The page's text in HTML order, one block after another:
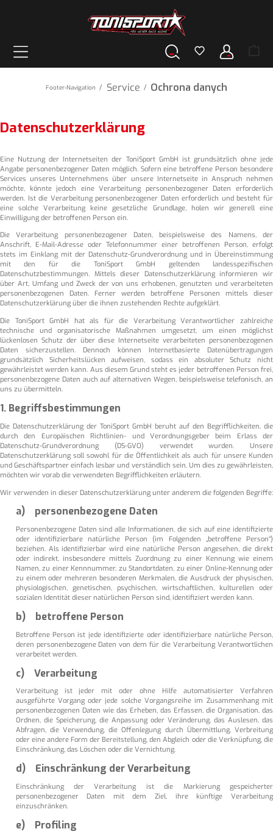
Footer-Navigation / Service / Ochrona danych
Datenschutzerklärung
Eine Nutzung der Internetseiten der ToniSport GmbH ist grundsätzlich ohne jede
Angabe personenbezogener Daten möglich. Sofern eine betroffene Person besondere
Services unseres Unternehmens über unsere Internetseite in Anspruch nehmen
möchte, könnte jedoch eine Verarbeitung personenbezogener Daten erforderlich
werden. Ist die Verarbeitung personenbezogener Daten erforderlich und besteht für
eine solche Verarbeitung keine gesetzliche Grundlage, holen wir generell eine
Einwilligung der betroffenen Person ein.
Die Verarbeitung personenbezogener Daten, beispielsweise des Namens, der
Anschrift, E-Mail-Adresse oder Telefonnummer einer betroffenen Person, erfolgt
stets im Einklang mit der Datenschutz-Grundverordnung und in Übereinstimmung
mit den für die ToniSport GmbH geltenden landesspezifischen
Datenschutzbestimmungen. Mittels dieser Datenschutzerklärung informieren wir
über Art, Umfang und Zweck der von uns erhobenen, genutzten und verarbeiteten
personenbezogenen Daten. Ferner werden betroffene Personen mittels dieser
Datenschutzerklärung über die ihnen zustehenden Rechte aufgeklärt.
Die ToniSport GmbH hat als für die Verarbeitung Verantwortlicher zahlreiche
technische und organisatorische Maßnahmen umgesetzt, um einen möglichst
lückenlosen Schutz der über diese Internetseite verarbeiteten personenbezogenen
Daten sicherzustellen. Dennoch können Internetbasierte Datenübertragungen
grundsätzlich Sicherheitslücken aufweisen, sodass ein absoluter Schutz nicht
gewährleistet werden kann. Aus diesem Grund steht es jeder betroffenen Person frei,
personenbezogene Daten auch auf alternativen Wegen, beispielsweise telefonisch, an
uns zu übermitteln.
1. Begriffsbestimmungen
Die Datenschutzerklärung der ToniSport GmbH beruht auf den Begrifflichkeiten, die
durch den Europäischen Richtlinien- und Verordnungsgeber beim Erlass der
Datenschutz-Grundverordnung (DS-GVO) verwendet wurden. Unsere
Datenschutzerklärung soll sowohl für die Öffentlichkeit als auch für unsere Kunden
und Geschäftspartner einfach lesbar und verständlich sein. Um dies zu gewährleisten,
möchten wir vorab die verwendeten Begrifflichkeiten erläutern.
Wir verwenden in dieser Datenschutzerklärung unter anderem die folgenden Begriffe:
a) personenbezogene Daten
Personenbezogene Daten sind alle Informationen, die sich auf eine identifizierte
oder identifizierbare natürliche Person (im Folgenden „betroffene Person“)
beziehen. Als identifizierbar wird eine natürliche Person angesehen, die direkt
oder indirekt, insbesondere mittels Zuordnung zu einer Kennung wie einem
Namen, zu einer Kennnummer, zu Standortdaten, zu einer Online-Kennung oder
zu einem oder mehreren besonderen Merkmalen, die Ausdruck der physischen,
physiologischen, genetischen, psychischen, wirtschaftlichen, kulturellen oder
sozialen Identität dieser natürlichen Person sind, identifiziert werden kann.
b) betroffene Person
Betroffene Person ist jede identifizierte oder identifizierbare natürliche Person,
deren personenbezogene Daten von dem für die Verarbeitung Verantwortlichen
verarbeitet werden.
c) Verarbeitung
Verarbeitung ist jeder mit oder ohne Hilfe automatisierter Verfahren
ausgeführte Vorgang oder jede solche Vorgangsreihe im Zusammenhang mit
personenbezogenen Daten wie das Erheben, das Erfassen, die Organisation, das
Ordnen, die Speicherung, die Anpassung oder Veränderung, das Auslesen, das
Abfragen, die Verwendung, die Offenlegung durch Übermittlung, Verbreitung
oder eine andere Form der Bereitstellung, den Abgleich oder die Verknüpfung, die
Einschränkung, das Löschen oder die Vernichtung.
d) Einschränkung der Verarbeitung
Einschränkung der Verarbeitung ist die Markierung gespeicherter
personenbezogener Daten mit dem Ziel, ihre künftige Verarbeitung
einzuschränken.
e) Profiling